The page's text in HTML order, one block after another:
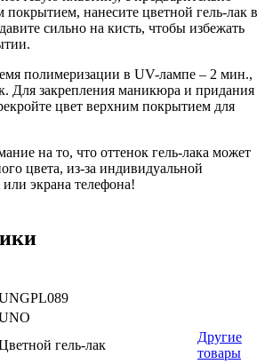
нанесите цветной гель-лак в
сильно на кисть, чтобы избежать
полимеризации в UV-лампе – 2 мин.,
Для закрепления маникюра и придания
цвет верхним покрытием для
на то, что оттенок гель-лака может
цвета, из-за индивидуальной
экрана телефона!
гель-лак
Другие
товары